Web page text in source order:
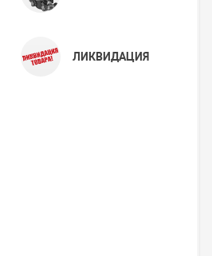
ЛИКВИДАЦИЯ